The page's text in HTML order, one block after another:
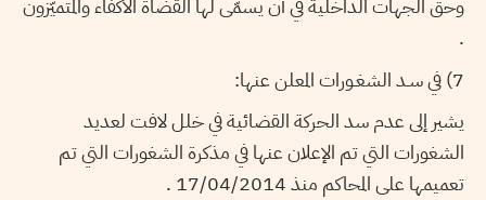
وحق الجهات الداخلية في أن يسمّى لها القضاة الأكفاء والمتميّزون
.
7) في سـد الشغـورات المعلن عنها:
يشير إلى عدم سد الحركة القضائية في خلل لافت لعديد
الشغورات التي تم الإعلان عنها في مذكرة الشغورات التي تم
تعميمها على المحاكم منذ 17/04/2014 .